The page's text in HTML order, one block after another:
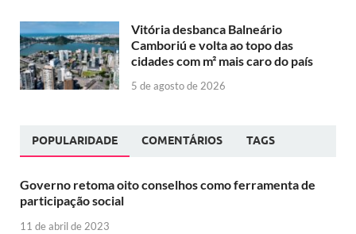
Vitória desbanca Balneário
Camboriú e volta ao topo das
cidades com m² mais caro do país
5 de agosto de 2026
POPULARIDADE COMENTÁRIOS TAGS
Governo retoma oito conselhos como ferramenta de
participação social
11 de abril de 2023